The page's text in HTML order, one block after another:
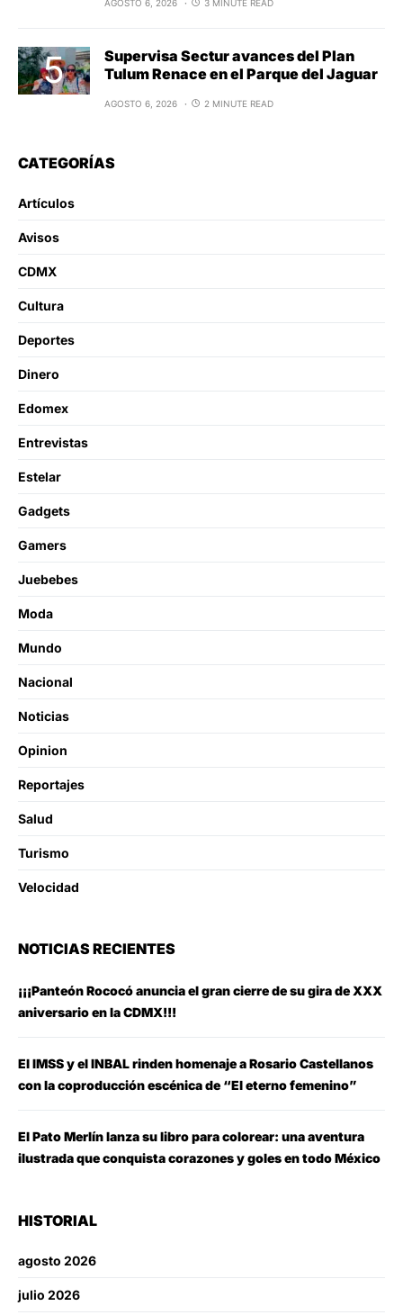
AGOSTO 6, 2026 3 MINUTE READ
Supervisa Sectur avances del Plan
Tulum Renace en el Parque del Jaguar
AGOSTO 6, 2026 2 MINUTE READ
CATEGORÍAS
Artículos
Avisos
CDMX
Cultura
Deportes
Dinero
Edomex
Entrevistas
Estelar
Gadgets
Gamers
Juebebes
Moda
Mundo
Nacional
Noticias
Opinion
Reportajes
Salud
Turismo
Velocidad
NOTICIAS RECIENTES
¡¡¡Panteón Rococó anuncia el gran cierre de su gira de XXX
aniversario en la CDMX!!!
El IMSS y el INBAL rinden homenaje a Rosario Castellanos
con la coproducción escénica de “El eterno femenino”
El Pato Merlín lanza su libro para colorear: una aventura
ilustrada que conquista corazones y goles en todo México
HISTORIAL
agosto 2026
julio 2026